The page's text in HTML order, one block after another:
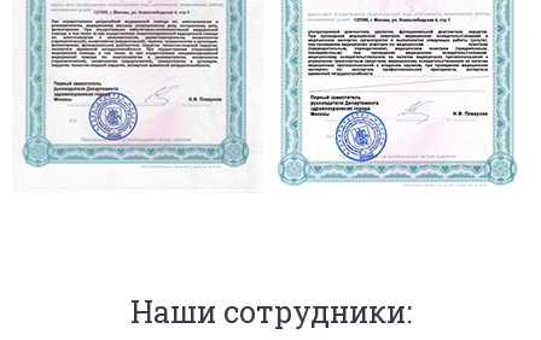
Наши сотрудники: